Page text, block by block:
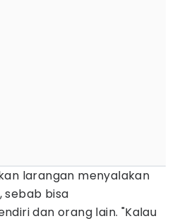
larangan menyalakan
sebab bisa
dan orang lain. "Kalau